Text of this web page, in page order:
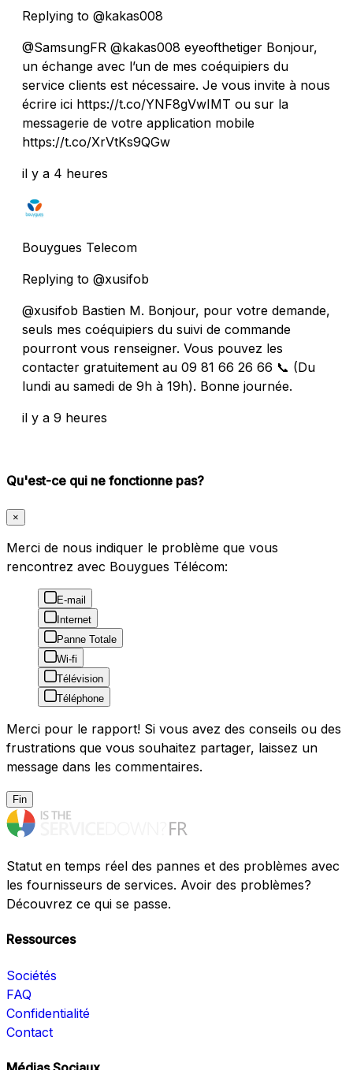
Replying to @kakas008
@SamsungFR @kakas008 eyeofthetiger Bonjour,
un échange avec l’un de mes coéquipiers du
service clients est nécessaire. Je vous invite à nous
écrire ici https://t.co/YNF8gVwIMT ou sur la
messagerie de votre application mobile
https://t.co/XrVtKs9QGw
il y a 4 heures
Bouygues Telecom
Replying to @xusifob
@xusifob Bastien M. Bonjour, pour votre demande,
seuls mes coéquipiers du suivi de commande
pourront vous renseigner. Vous pouvez les
contacter gratuitement au 09 81 66 26 66 📞 (Du
lundi au samedi de 9h à 19h). Bonne journée.
il y a 9 heures
Qu'est-ce qui ne fonctionne pas?
×
Merci de nous indiquer le problème que vous
rencontrez avec Bouygues Télécom:
E-mail
Internet
Panne Totale
Wi-fi
Télévision
Téléphone
Merci pour le rapport! Si vous avez des conseils ou des
frustrations que vous souhaitez partager, laissez un
message dans les commentaires.
Fin
Statut en temps réel des pannes et des problèmes avec
les fournisseurs de services. Avoir des problèmes?
Découvrez ce qui se passe.
Ressources
Sociétés
FAQ
Confidentialité
Contact